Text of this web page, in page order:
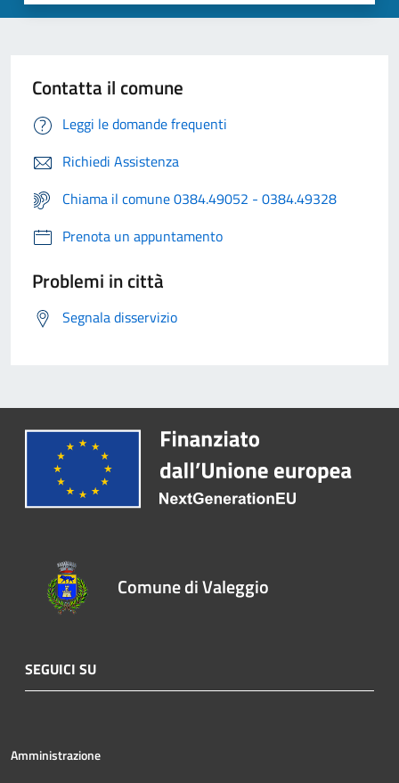
Contatta il comune
Leggi le domande frequenti
Richiedi Assistenza
Chiama il comune 0384.49052 - 0384.49328
Prenota un appuntamento
Problemi in città
Segnala disservizio
Comune di Valeggio
SEGUICI SU
Amministrazione